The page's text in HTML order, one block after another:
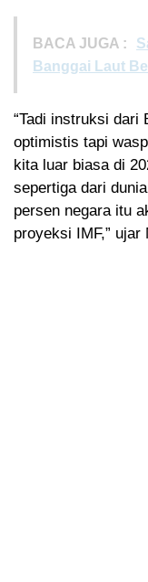
BACA JUGA :
Banggai Laut
“Tadi instruksi dari
optimistis tapi
kita luar biasa di
sepertiga dari
persen negara itu
proyeksi IMF,” ujar